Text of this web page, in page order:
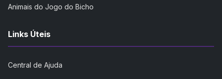
Animais do Jogo do Bicho
Links Úteis
Central de Ajuda